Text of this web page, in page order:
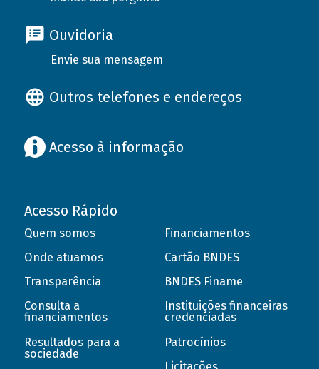
Ouvidoria
Envie sua mensagem
Outros telefones e endereços
Acesso à informação
Acesso Rápido
Quem somos
Onde atuamos
Transparência
Consulta a
financiamentos
Resultados para a
sociedade
Financiamentos
Cartão BNDES
BNDES Finame
Instituições financeiras
credenciadas
Patrocínios
Licitações